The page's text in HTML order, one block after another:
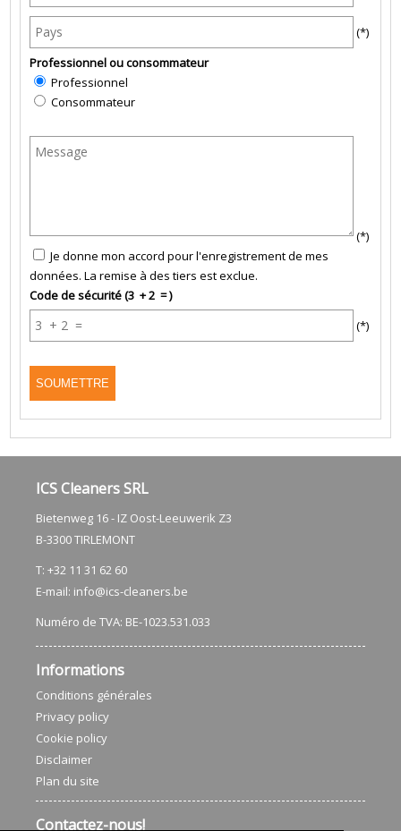
(*)
Professionnel ou consommateur
Professionnel
Consommateur
(*)
Je donne mon accord pour l'enregistrement de mes
données. La remise à des tiers est exclue.
Code de sécurité (3 + 2 = )
(*)
ICS Cleaners SRL
Bietenweg 16 - IZ Oost-Leeuwerik Z3
​B-3300 TIRLEMONT
T: +32 11 31 62 60
E-mail: info@ics-cleaners.be
Numéro de TVA: BE-1023.531.033
Informations
Conditions générales
Privacy policy
Cookie policy
Disclaimer
Plan du site
Contactez-nous!